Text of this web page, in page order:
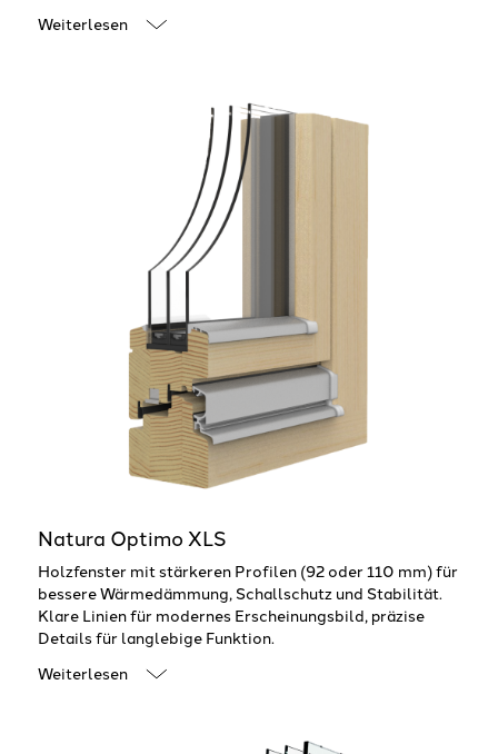
Weiterlesen
Natura Optimo XLS
Holzfenster mit stärkeren Profilen (92 oder 110 mm) für
bessere Wärmedämmung, Schallschutz und Stabilität.
Klare Linien für modernes Erscheinungsbild, präzise
Details für langlebige Funktion.
Weiterlesen